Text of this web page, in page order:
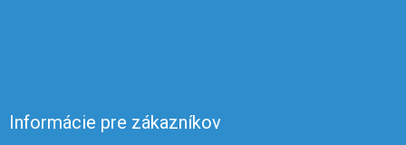
Informácie pre zákazníkov